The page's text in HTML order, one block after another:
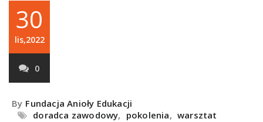
30
lis,2022
0
By Fundacja Anioły Edukacji
doradca zawodowy, pokolenia, warsztat